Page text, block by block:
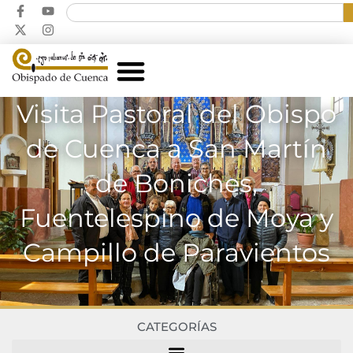
Visita Pastoral del Obispo
de Cuenca a San Martín
de Boniches,
Fuentelespino de Moya y
Campillo de Paravientos
CATEGORÍAS